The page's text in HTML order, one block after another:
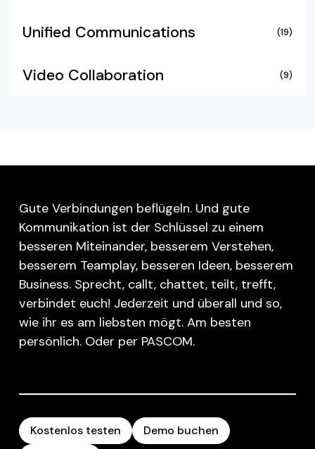
Unified Communications (19)
Video Collaboration (9)
Gute Verbindungen beflügeln. Und gute
Kommunikation ist der Schlüssel zu einem
besseren Miteinander, besserem Verstehen,
besserem Teamplay, besseren Ideen, besserem
Business. Sprecht, callt, chattet, teilt, trefft,
verbindet euch! Jederzeit und überall und so,
wie ihr es am liebsten mögt. Am besten
persönlich. Oder per PASCOM.
Kostenlos testen Demo buchen